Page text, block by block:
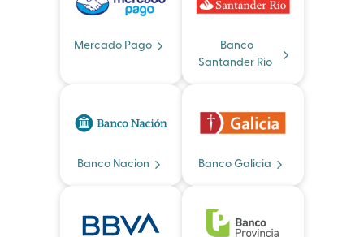
Mercado Pago
Banco
Santander Rio
Banco Nacion Banco Galicia